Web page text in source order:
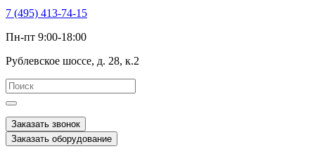
7 (495) 413-74-15
Пн-пт 9:00-18:00
Рублевское шоссе, д. 28, к.2
Заказать звонок
Заказать оборудование